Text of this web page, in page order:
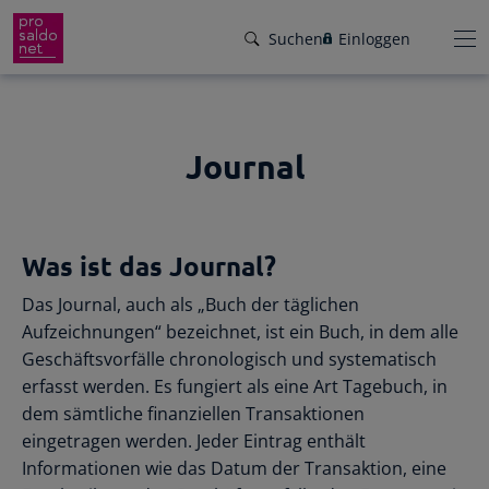
Videos bis zu persönlichem Support per E-
Mail, Telefon oder Live-Chat.
Unser Hilfeangebot
Rechnungen schreiben
Rechnungen im Handumdrehen
Branchen
Service
Gründer-Paket
Rückenwind für den Weg in die
Selbstständigkeit: ProSaldo.net für
Für Steuerberater
Effiziente Zusammenarbeit
Facebook
Instagram
LinkedIn
YouTube
Suchen Einloggen
Journal
Was ist das Journal?
Das Journal, auch als „Buch der täglichen
Aufzeichnungen“ bezeichnet, ist ein Buch, in dem alle
Geschäftsvorfälle chronologisch und systematisch
erfasst werden. Es fungiert als eine Art Tagebuch, in
dem sämtliche finanziellen Transaktionen
eingetragen werden. Jeder Eintrag enthält
Informationen wie das Datum der Transaktion, eine